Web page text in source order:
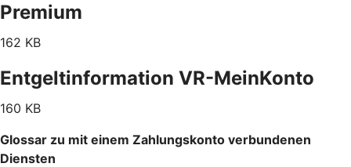
Premium
162 KB
Entgeltinformation VR-MeinKonto
160 KB
Glossar zu mit einem Zahlungskonto verbundenen
Diensten